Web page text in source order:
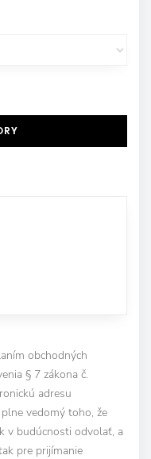
obchodných
§ 7 zákona č.
adresu
vedomý toho, že
v budúcnosti odvolať, a
pre prijímanie